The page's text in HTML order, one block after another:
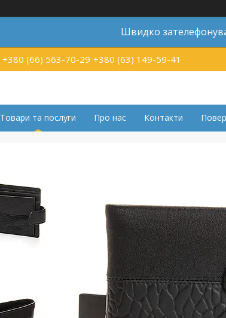
Швидко
+380 (66) 563-70-29 +380 (63) 149-59-41
Товари та послуги Про нас Контакти